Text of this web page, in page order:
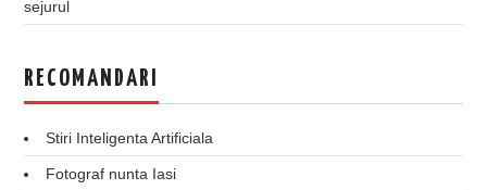
sejurul
RECOMANDARI
Stiri Inteligenta Artificiala
Fotograf nunta Iasi